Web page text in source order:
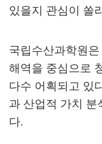
있을지 관심이 쏠
국립수산과학원
해역을 중심으로
다수 어획되고 있
과 산업적 가치 분
다.